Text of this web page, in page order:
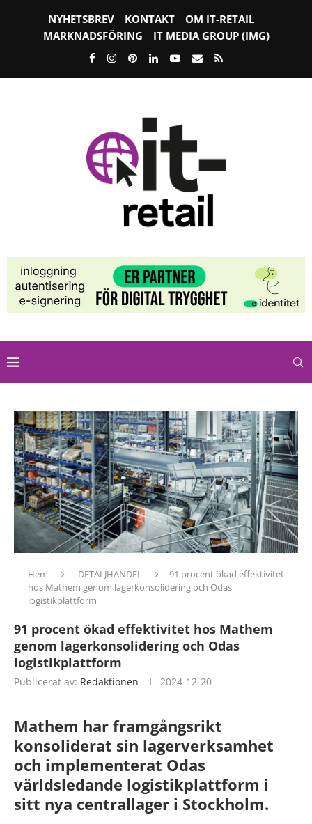
NYHETSBREV KONTAKT
OM IT-RETAIL
MARKNADSFÖRING
IT MEDIA GROUP (IMG)
Hem DETALJHANDEL
91 procent ökad effektivitet
hos Mathem genom lagerkonsolidering och Odas
logistikplattform
91 procent ökad effektivitet hos Mathem
genom lagerkonsolidering och Odas
logistikplattform
Publicerat av: Redaktionen 2024-12-20
Mathem har framgångsrikt
konsoliderat sin lagerverksamhet
och implementerat Odas
världsledande logistikplattform i
sitt nya centrallager i Stockholm.